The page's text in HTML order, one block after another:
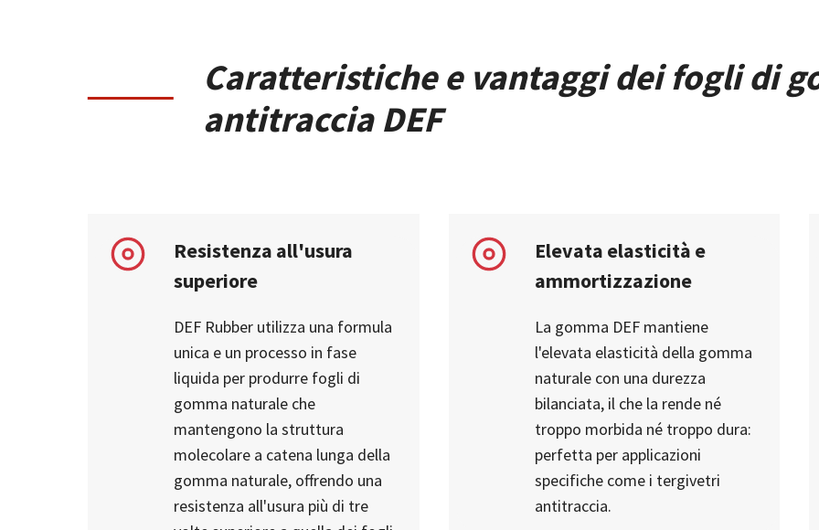
Caratteristiche e vantaggi dei fogli di
antitraccia DEF
Resistenza all'usura
superiore
DEF Rubber utilizza una formula
unica e un processo in fase
liquida per produrre fogli di
gomma naturale che
mantengono la struttura
molecolare a catena lunga della
gomma naturale, offrendo una
resistenza all'usura più di tre
Elevata elasticità e
ammortizzazione
La gomma DEF mantiene
l'elevata elasticità della gomma
naturale con una durezza
bilanciata, il che la rende né
troppo morbida né troppo dura:
perfetta per applicazioni
specifiche come i tergivetri
antitraccia.